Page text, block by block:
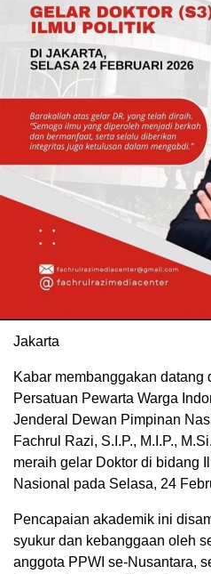
Jakarta
Kabar membanggakan datang
Persatuan Pewarta Warga
Jenderal Dewan Pimpinan
Fachrul Razi, S.I.P., M.I.P.,
meraih gelar Doktor di bidang
Nasional pada Selasa, 24
Pencapaian akademik ini
syukur dan kebanggaan oleh
anggota PPWI se-Nusantara,